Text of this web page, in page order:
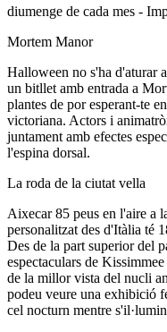
diumenge de cada mes -
Mortem Manor
Halloween no s'ha d'aturar
un bitllet amb entrada a
plantes de por esperant-te
victoriana. Actors i
juntament amb efectes
l'espina dorsal.
La roda de la ciutat vella
Aixecar 85 peus en l'aire a
personalitzat des d'Itàlia té
Des de la part superior del
espectaculars de
de la millor vista del nucli
podeu veure una exhibició
cel nocturn mentre